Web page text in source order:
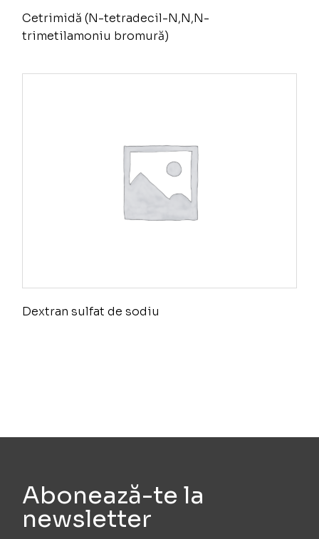
Cetrimidă (N-tetradecil-N,N,N-
trimetilamoniu bromură)
Dextran sulfat de sodiu
Abonează-te la
newsletter